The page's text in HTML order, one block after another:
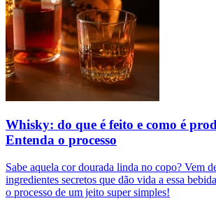
Whisky: do que é feito e como é
Entenda o processo
Sabe aquela cor dourada linda no copo? Vem
ingredientes secretos que dão vida a essa
o processo de um jeito super simples!